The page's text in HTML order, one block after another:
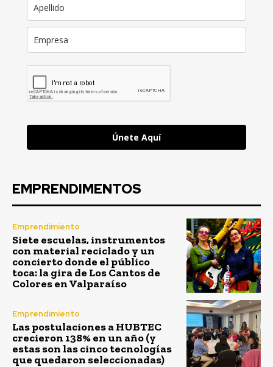
Únete Aquí
EMPRENDIMENTOS
Emprendimiento
Siete escuelas, instrumentos
con material reciclado y un
concierto donde el público
toca: la gira de Los Cantos de
Colores en Valparaíso
Emprendimiento
Las postulaciones a HUBTEC
crecieron 138% en un año (y
estas son las cinco tecnologías
que quedaron seleccionadas)